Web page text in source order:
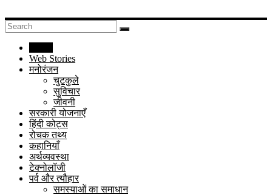
Web Stories
मनोरंजन
चुटकुले
सुविचार
जीवनी
सरकारी योजनाएँ
हिंदी कोट्स
रोचक तथ्य
कहानियाँ
अर्थव्यवस्था
टेक्नोलॉजी
पर्व और त्यौहार
समस्याओं का समाधान